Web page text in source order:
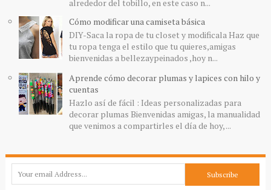
alrededor del tobillo, en este caso n...
Cómo modificar una camiseta básica
DIY-Saca la ropa de tu closet y modificala Haz que
tu ropa tenga el estilo que tu quieres,amigas
bienvenidas a bellezaypeinados ,hoy n...
Aprende cómo decorar plumas y lapices con hilo y
cuentas
Hazlo así de fácil : Ideas personalizadas para
decorar plumas Bienvenidas amigas, la manualidad
que venimos a compartirles el día de hoy, ...